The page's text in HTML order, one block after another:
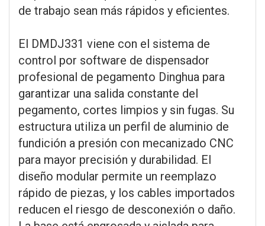
de trabajo sean más rápidos y eficientes.
El DMDJ331 viene con el sistema de
control por software de dispensador
profesional de pegamento Dinghua para
garantizar una salida constante del
pegamento, cortes limpios y sin fugas. Su
estructura utiliza un perfil de aluminio de
fundición a presión con mecanizado CNC
para mayor precisión y durabilidad. El
diseño modular permite un reemplazo
rápido de piezas, y los cables importados
reducen el riesgo de desconexión o daño.